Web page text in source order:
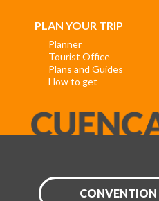
PLAN YOUR TRIP
Planner
Tourist Office
Plans and Guides
How to get
CONVENTION